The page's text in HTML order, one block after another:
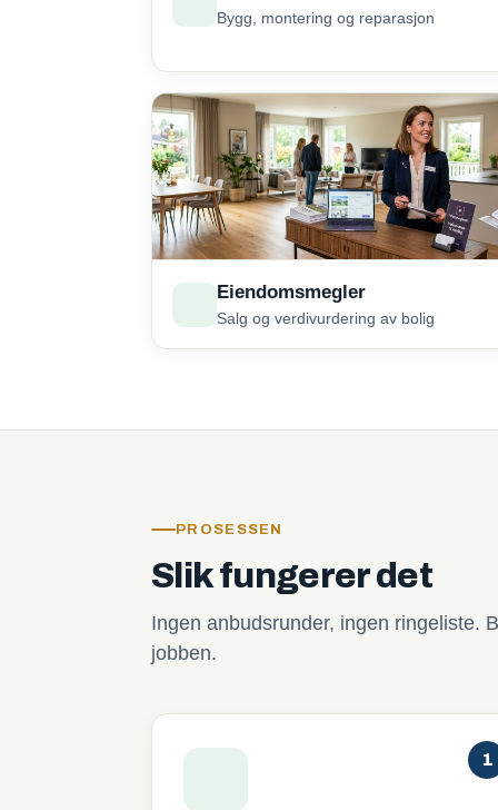
Bygg, montering og reparasjon
Eiendomsmegler
Salg og verdivurdering av bolig
PROSESSEN
Slik fungerer det
Ingen anbudsrunder, ingen ringeliste.
jobben.
1